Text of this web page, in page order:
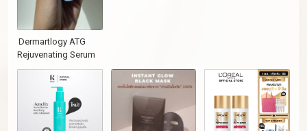
กันน้ำกันเหงื่อ
Dermartlogy ATG
Rejuvenating Serum